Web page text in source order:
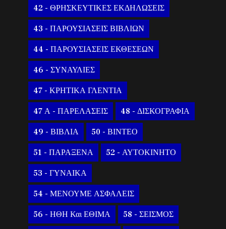
42 - ΘΡΗΣΚΕΥΤΙΚΕΣ ΕΚΔΗΛΩΣΕΙΣ
43 - ΠΑΡΟΥΣΙΑΣΕΙΣ ΒΙΒΛΙΩΝ
44 - ΠΑΡΟΥΣΙΑΣΕΙΣ ΕΚΘΕΣΕΩΝ
46 - ΣΥΝΑΥΛΙΕΣ
47 - ΚΡΗΤΙΚΑ ΓΛΕΝΤΙΑ
47 Α - ΠΑΡΕΛΑΣΕΙΣ 48 - ΔΙΣΚΟΓΡΑΦΙΑ
49 - ΒΙΒΛΙΑ 50 - ΒΙΝΤΕΟ
51 - ΠΑΡΑΞΕΝΑ 52 - ΑΥΤΟΚΙΝΗΤΟ
53 - ΓΥΝΑΙΚΑ
54 - ΜΕΝΟΥΜΕ ΑΣΦΑΛΕΙΣ
56 - ΗΘΗ Και ΕΘΙΜΑ 58 - ΣΕΙΣΜΟΣ